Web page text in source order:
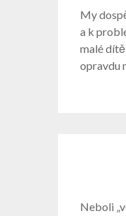
My
a k
malé
opravdu
Neboli